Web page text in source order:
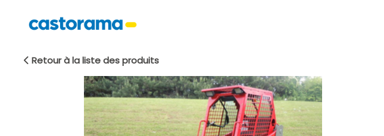
Retour à la liste des produits